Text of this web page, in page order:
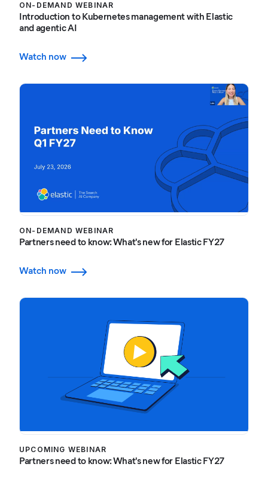
ON-DEMAND WEBINAR
Introduction to Kubernetes management with Elastic
and agentic AI
Watch now
ON-DEMAND WEBINAR
Partners need to know: What's new for Elastic FY27
Watch now
UPCOMING WEBINAR
Partners need to know: What's new for Elastic FY27